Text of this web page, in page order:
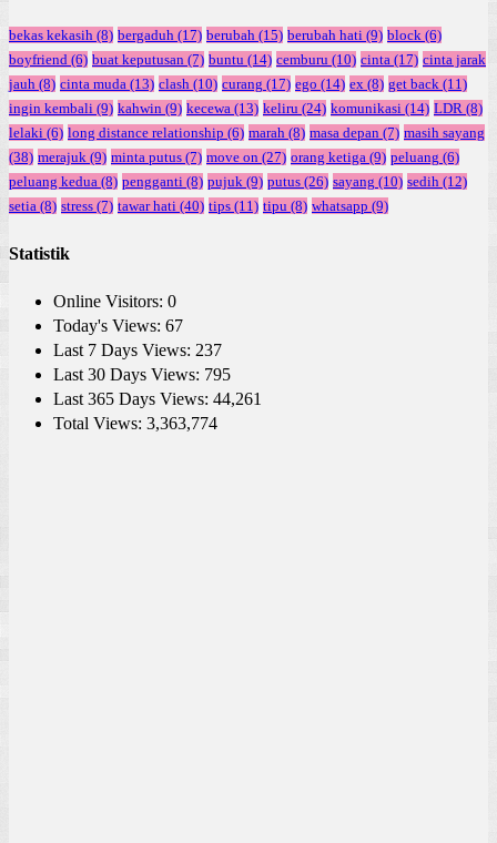
bekas kekasih (8) bergaduh (17) berubah (15) berubah hati (9) block (6)
boyfriend (6) buat keputusan (7) buntu (14) cemburu (10) cinta (17) cinta jarak
jauh (8) cinta muda (13) clash (10) curang (17) ego (14) ex (8) get back (11)
ingin kembali (9) kahwin (9) kecewa (13) keliru (24) komunikasi (14) LDR (8)
lelaki (6) long distance relationship (6) marah (8) masa depan (7) masih sayang
(38) merajuk (9) minta putus (7) move on (27) orang ketiga (9) peluang (6)
peluang kedua (8) pengganti (8) pujuk (9) putus (26) sayang (10) sedih (12)
setia (8) stress (7) tawar hati (40) tips (11) tipu (8) whatsapp (9)
Statistik
Online Visitors: 0
Today's Views: 67
Last 7 Days Views: 237
Last 30 Days Views: 795
Last 365 Days Views: 44,261
Total Views: 3,363,774